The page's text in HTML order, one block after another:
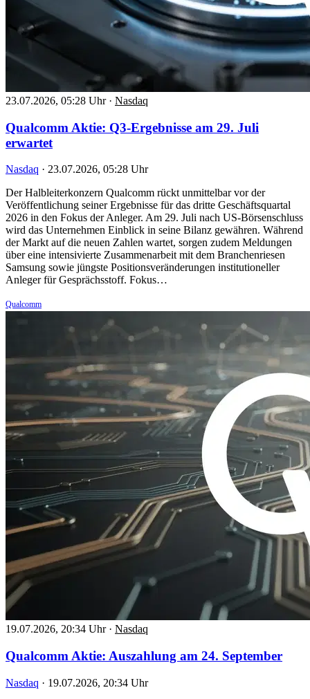
23.07.2026, 05:28 Uhr · Nasdaq
Qualcomm Aktie: Q3-Ergebnisse am 29. Juli
erwartet
Nasdaq · 23.07.2026, 05:28 Uhr
Der Halbleiterkonzern Qualcomm rückt unmittelbar vor der
Veröffentlichung seiner Ergebnisse für das dritte Geschäftsquartal
2026 in den Fokus der Anleger. Am 29. Juli nach US-Börsenschluss
wird das Unternehmen Einblick in seine Bilanz gewähren. Während
der Markt auf die neuen Zahlen wartet, sorgen zudem Meldungen
über eine intensivierte Zusammenarbeit mit dem Branchenriesen
Samsung sowie jüngste Positionsveränderungen institutioneller
Anleger für Gesprächsstoff. Fokus…
Qualcomm
19.07.2026, 20:34 Uhr · Nasdaq
Qualcomm Aktie: Auszahlung am 24. September
Nasdaq · 19.07.2026, 20:34 Uhr